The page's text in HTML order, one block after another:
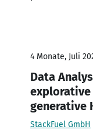
4 Monate, Juli
Data
explorative
generative
StackFuel GmbH